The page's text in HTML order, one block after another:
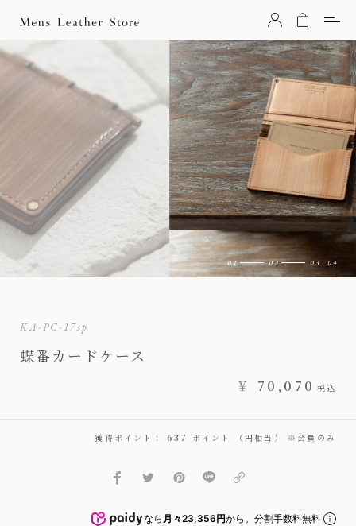
Mens Leather Store（メンズレザーストア）
KA-PC-17sp
蝶番カードケース
¥ 70,070 税込
獲得ポイント： 637 ポイント （円相当） ※会員のみ
なら 月々23,356円から。分割手数料無料